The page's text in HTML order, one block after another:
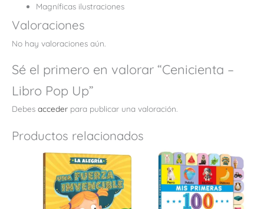
Magníficas ilustraciones
Valoraciones
No hay valoraciones aún.
Sé el primero en valorar “Cenicienta –
Libro Pop Up”
Debes acceder para publicar una valoración.
Productos relacionados